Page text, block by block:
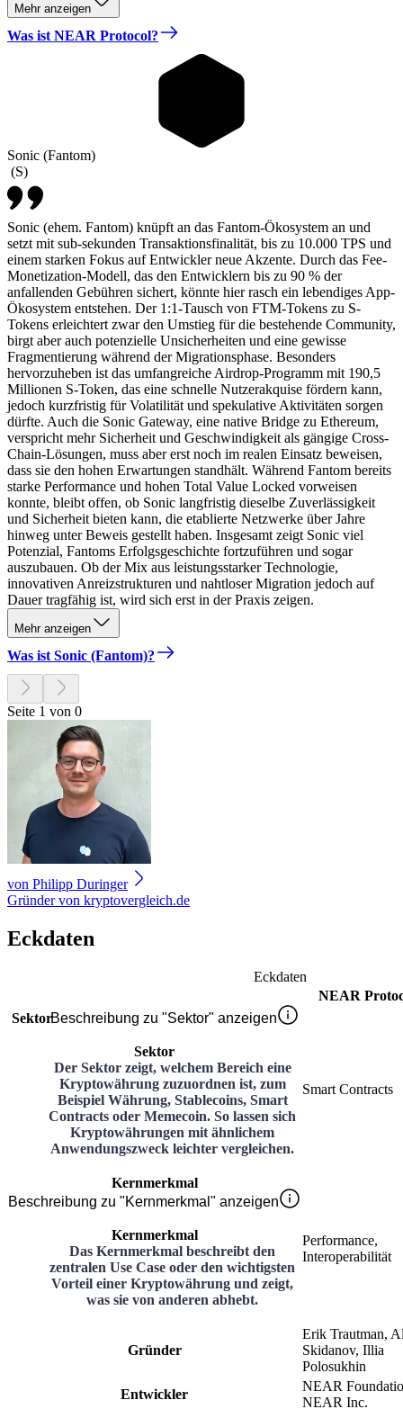
Mehr anzeigen
Was ist NEAR Protocol?
Sonic (Fantom)
(S)
Sonic (ehem. Fantom) knüpft an das Fantom-Ökosystem an und
setzt mit sub-sekunden Transaktionsfinalität, bis zu 10.000 TPS und
einem starken Fokus auf Entwickler neue Akzente. Durch das Fee-
Monetization-Modell, das den Entwicklern bis zu 90 % der
anfallenden Gebühren sichert, könnte hier rasch ein lebendiges App-
Ökosystem entstehen. Der 1:1-Tausch von FTM-Tokens zu S-
Tokens erleichtert zwar den Umstieg für die bestehende Community,
birgt aber auch potenzielle Unsicherheiten und eine gewisse
Fragmentierung während der Migrationsphase. Besonders
hervorzuheben ist das umfangreiche Airdrop-Programm mit 190,5
Millionen S-Token, das eine schnelle Nutzerakquise fördern kann,
jedoch kurzfristig für Volatilität und spekulative Aktivitäten sorgen
dürfte. Auch die Sonic Gateway, eine native Bridge zu Ethereum,
verspricht mehr Sicherheit und Geschwindigkeit als gängige Cross-
Chain-Lösungen, muss aber erst noch im realen Einsatz beweisen,
dass sie den hohen Erwartungen standhält. Während Fantom bereits
starke Performance und hohen Total Value Locked vorweisen
konnte, bleibt offen, ob Sonic langfristig dieselbe Zuverlässigkeit
und Sicherheit bieten kann, die etablierte Netzwerke über Jahre
hinweg unter Beweis gestellt haben. Insgesamt zeigt Sonic viel
Potenzial, Fantoms Erfolgsgeschichte fortzuführen und sogar
auszubauen. Ob der Mix aus leistungsstarker Technologie,
innovativen Anreizstrukturen und nahtloser Migration jedoch auf
Dauer tragfähig ist, wird sich erst in der Praxis zeigen.
Mehr anzeigen
Was ist Sonic (Fantom)?
Seite 1 von 0
von Philipp Duringer
Gründer von kryptovergleich.de
Eckdaten
Eckdaten
NEAR
SektorBeschreibung zu "Sektor" anzeigen
Sektor
Der Sektor zeigt, welchem Bereich eine
Kryptowährung zuzuordnen ist, zum
Beispiel Währung, Stablecoins, Smart
Contracts oder Memecoin. So lassen sich
Kryptowährungen mit ähnlichem
Anwendungszweck leichter vergleichen.
Smart Contracts
Kernmerkmal
Beschreibung zu "Kernmerkmal" anzeigen
Kernmerkmal
Das Kernmerkmal beschreibt den
zentralen Use Case oder den wichtigsten
Vorteil einer Kryptowährung und zeigt,
was sie von anderen abhebt.
Performance,
Interoperabilität
Gründer
Erik Trautman,
Skidanov, Illia
Polosukhin
Entwickler
NEAR
NEAR Inc.